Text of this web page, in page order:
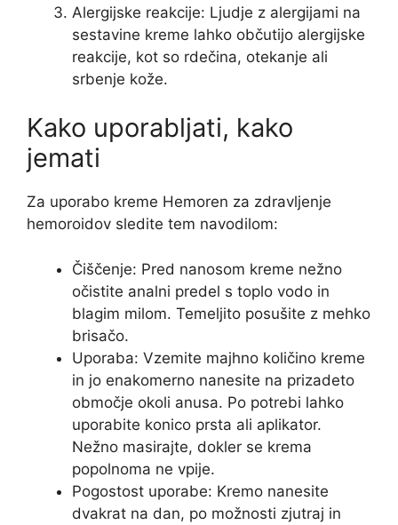
Alergijske reakcije: Ljudje z alergijami na
sestavine kreme lahko občutijo alergijske
reakcije, kot so rdečina, otekanje ali
srbenje kože.
Kako uporabljati, kako
jemati
Za uporabo kreme Hemoren za zdravljenje
hemoroidov sledite tem navodilom:
Čiščenje: Pred nanosom kreme nežno
očistite analni predel s toplo vodo in
blagim milom. Temeljito posušite z mehko
brisačo.
Uporaba: Vzemite majhno količino kreme
in jo enakomerno nanesite na prizadeto
območje okoli anusa. Po potrebi lahko
uporabite konico prsta ali aplikator.
Nežno masirajte, dokler se krema
popolnoma ne vpije.
Pogostost uporabe: Kremo nanesite
dvakrat na dan, po možnosti zjutraj in